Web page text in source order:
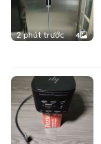
2 phút trước 4